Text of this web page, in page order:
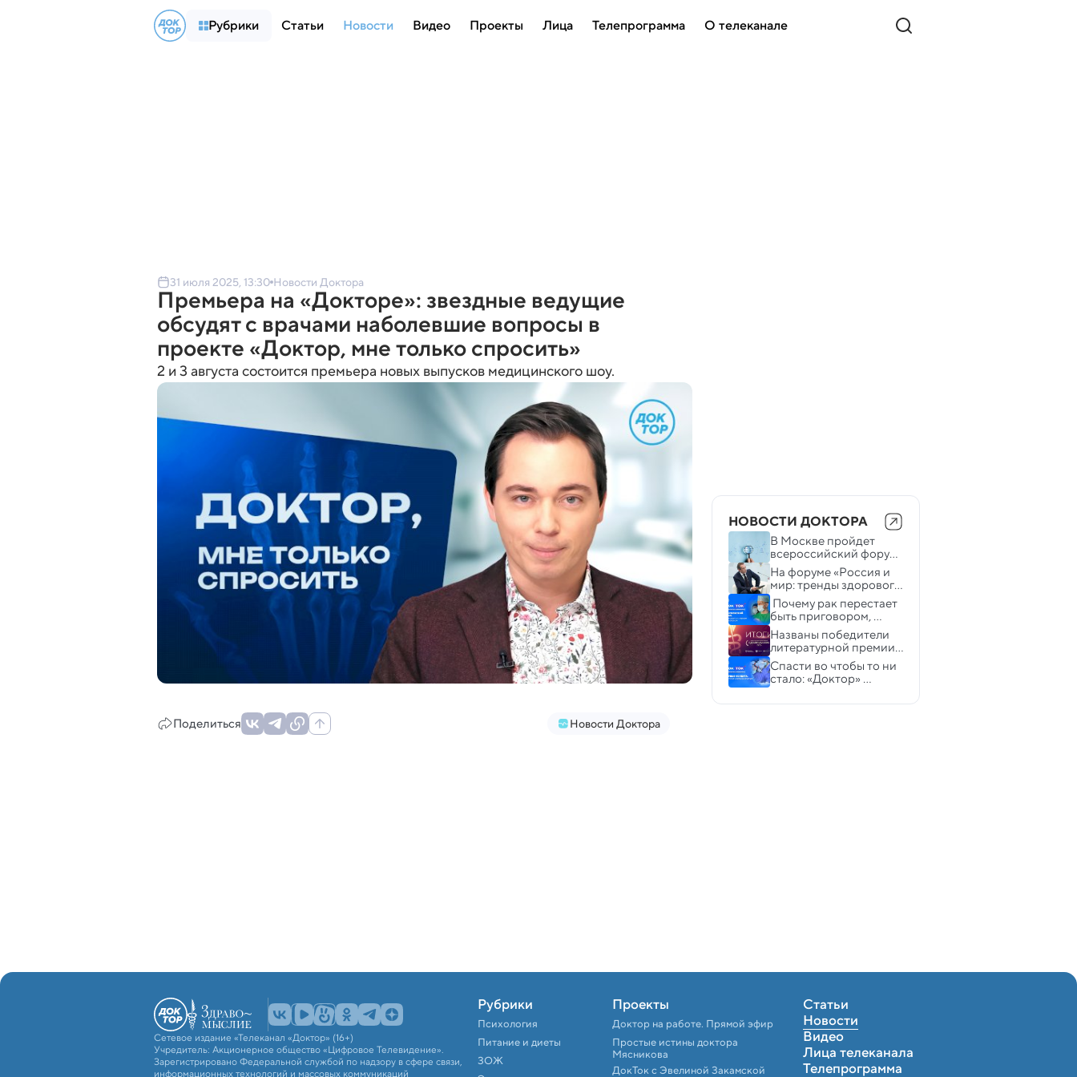
Рубрики Статьи Новости Видео Проекты Лица Телепрограмма О телеканале
31 июля 2025, 13:30 Новости Доктора
Премьера на «Докторе»: звездные ведущие
обсудят с врачами наболевшие вопросы в
проекте «Доктор, мне только спросить»
2 и 3 августа состоится премьера новых выпусков медицинского шоу.
Поделиться Новости Доктора
НОВОСТИ ДОКТОРА
В Москве пройдет
всероссийский форум
«Здоровье нации —
основа процветания
России»
На форуме «Россия и
мир: тренды здорового
долголетия» обсудят
влияние искусства на
здоровье человека
Почему рак перестает
быть приговором,
расскажет «Доктор»
Названы победители
литературной премии
в области медицины
«Здравомыслие»
Спасти во чтобы то ни
стало: «Доктор»
расскажет о работе
военных
Сетевое издание «Телеканал «Доктор» (16+)
Учредитель: Акционерное общество «Цифровое Телевидение».
Зарегистрировано Федеральной службой по надзору в сфере связи,
информационных технологий и массовых коммуникаций
Рубрики
Психология
Питание и диеты
ЗОЖ
Проекты
Доктор на работе. Прямой эфир
Простые истины доктора
Мясникова
ДокТок с Эвелиной Закамской
Статьи
Новости
Видео
Лица телеканала
Телепрограмма